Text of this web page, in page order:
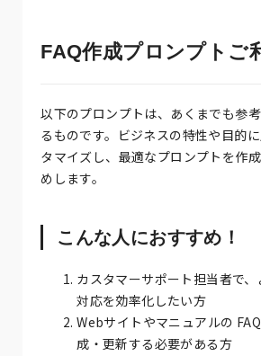
FAQ作成プロンプトご
以下のプロンプトは、あくまでも参
るものです。ビジネスの特性や目的
タマイズし、最適なプロンプトを作
めします。
こんな人におすすめ！
カスタマーサポート担当者で
対応を効率化したい方
Webサイトやマニュアルの
成・更新する必要がある方